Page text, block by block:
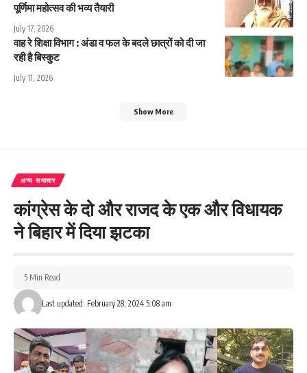
पूर्णिमा महोत्सव की भव्य तैयारी
July 17, 2026
वाह रे शिक्षा विभाग : अंडा व फल के बदले छात्रों को दी जा
रही है बिस्कुट
July 11, 2026
Show More
अन्य समाचार
कांग्रेस के दो और राजद के एक और विधायक
ने बिहार में दिया झटका
Last updated: February 28, 2024 5:08 am
5 Min Read